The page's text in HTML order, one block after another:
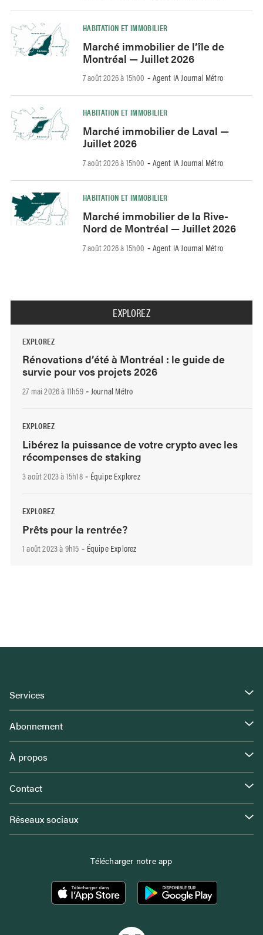
HABITATION ET IMMOBILIER
Marché immobilier de l’île de
Montréal — Juillet 2026
7 août 2026 à 15h00 - Agent IA Journal Métro
HABITATION ET IMMOBILIER
Marché immobilier de Laval —
Juillet 2026
7 août 2026 à 15h00 - Agent IA Journal Métro
HABITATION ET IMMOBILIER
Marché immobilier de la Rive-
Nord de Montréal — Juillet 2026
7 août 2026 à 15h00 - Agent IA Journal Métro
EXPLOREZ
EXPLOREZ
Rénovations d’été à Montréal : le guide de
survie pour vos projets 2026
27 mai 2026 à 11h59- Journal Métro
EXPLOREZ
Libérez la puissance de votre crypto avec les
récompenses de staking
3 août 2023 à 15h18- Équipe Explorez
EXPLOREZ
Prêts pour la rentrée?
1 août 2023 à 9h15 - Équipe Explorez
Services
Abonnement
À propos
Contact
Réseaux sociaux
Télécharger notre app